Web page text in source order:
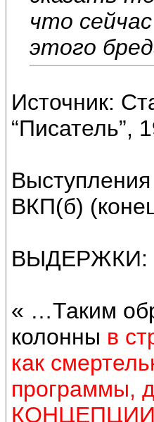
что
этого
Источник:
“Писатель”,
ВКП(б)
ВЫДЕРЖКИ:
« …Таким
колонны в
как
программы,